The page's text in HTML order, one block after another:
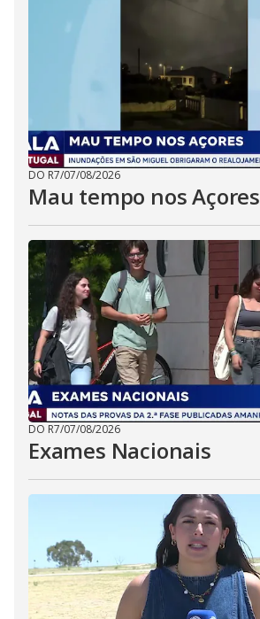
DO R7/07/08/2026
Mau tempo nos Açores
DO R7/07/08/2026
Exames Nacionais